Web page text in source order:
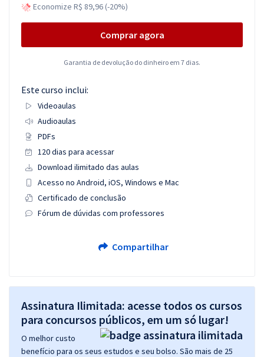
Economize R$ 89,96 (-20%)
Comprar agora
Garantia de devolução do dinheiro em 7 dias.
Este curso inclui:
Videoaulas
Audioaulas
PDFs
120 dias para acessar
Download ilimitado das aulas
Acesso no Android, iOS, Windows e Mac
Certificado de conclusão
Fórum de dúvidas com professores
Compartilhar
Assinatura Ilimitada: acesse todos os cursos
para concursos públicos, em um só lugar!
O melhor custo
benefício para os seus estudos e seu bolso. São mais de 25